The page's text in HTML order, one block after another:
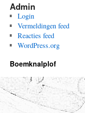
Admin
Login
Vermeldingen feed
Reacties feed
WordPress.org
Boemknalplof